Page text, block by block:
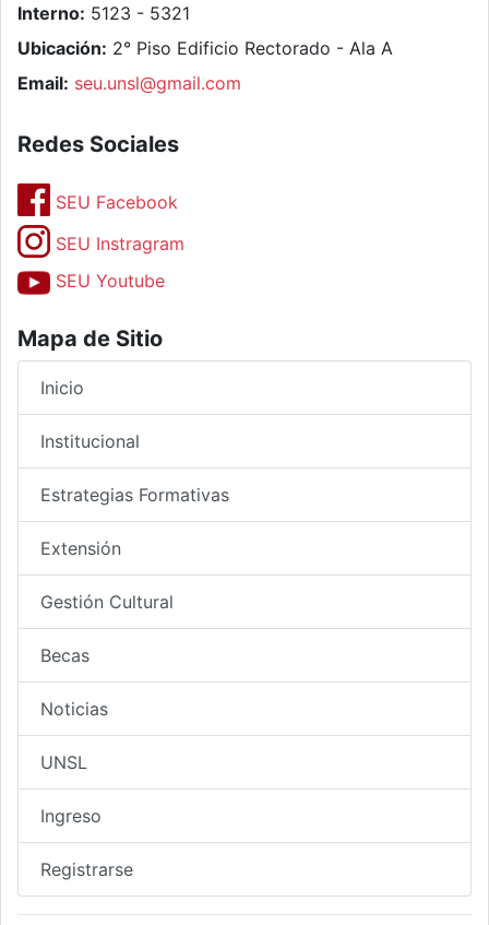
Interno: 5123 - 5321
Ubicación: 2° Piso Edificio Rectorado - Ala A
Email: seu.unsl@gmail.com
Redes Sociales
SEU Facebook
SEU Instragram
SEU Youtube
Mapa de Sitio
Inicio
Institucional
Estrategias Formativas
Extensión
Gestión Cultural
Becas
Noticias
UNSL
Ingreso
Registrarse